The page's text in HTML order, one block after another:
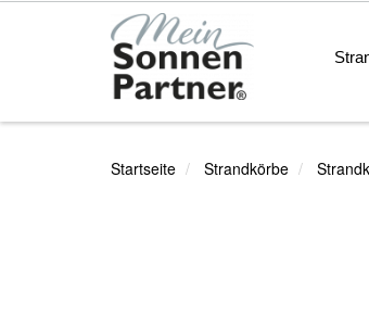
Startseite Strandkörbe